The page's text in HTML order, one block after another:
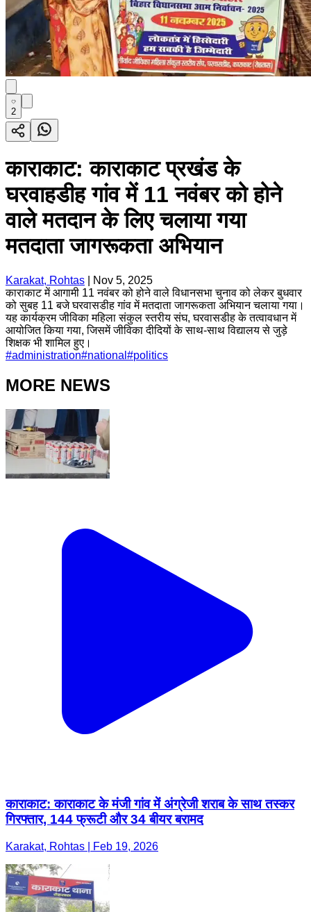
2
काराकाट: काराकाट प्रखंड के
घरवाहडीह गांव में 11 नवंबर को होने
वाले मतदान के लिए चलाया गया
मतदाता जागरूकता अभियान
Karakat, Rohtas
Nov 5, 2025
काराकाट में आगामी 11 नवंबर को होने वाले विधानसभा चुनाव को लेकर बुधवार
को सुबह 11 बजे घरवासडीह गांव में मतदाता जागरूकता अभियान चलाया गया।
यह कार्यक्रम जीविका महिला संकुल स्तरीय संघ, घरवासडीह के तत्वावधान में
आयोजित किया गया, जिसमें जीविका दीदियों के साथ-साथ विद्यालय से जुड़े
शिक्षक भी शामिल हुए।
#administration#national #politics
MORE NEWS
काराकाट: काराकाट के मंजी गांव में अंग्रेजी शराब के साथ तस्कर
गिरफ्तार, 144 फ्रूटी और 34 बीयर बरामद
Karakat, Rohtas | Feb 19, 2026